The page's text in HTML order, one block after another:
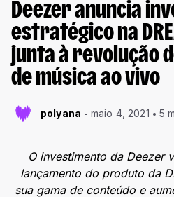
Deezer anuncia
estratégico na
junta à revolução
de música ao vivo
polyana maio 4, 2021 5
O investimento da Deezer
lançamento do produto da
sua gama de conteúdo e